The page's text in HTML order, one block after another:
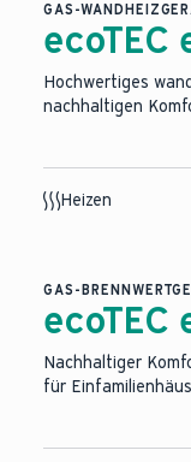
GAS-
ecoTEC
Hochwertiges
nachhaltigen
Heizen
GAS-
ecoTEC
Nachhaltiger
für